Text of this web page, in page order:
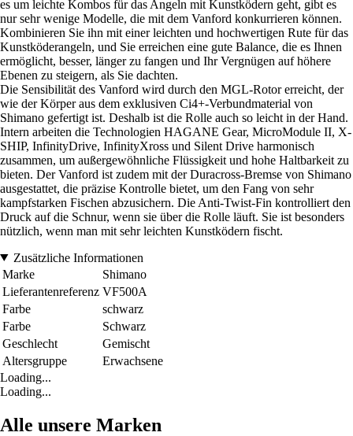
es um leichte Kombos für das Angeln mit Kunstködern geht, gibt es
nur sehr wenige Modelle, die mit dem Vanford konkurrieren können.
Kombinieren Sie ihn mit einer leichten und hochwertigen Rute für das
Kunstköderangeln, und Sie erreichen eine gute Balance, die es Ihnen
ermöglicht, besser, länger zu fangen und Ihr Vergnügen auf höhere
Ebenen zu steigern, als Sie dachten.
Die Sensibilität des Vanford wird durch den MGL-Rotor erreicht, der
wie der Körper aus dem exklusiven Ci4+-Verbundmaterial von
Shimano gefertigt ist. Deshalb ist die Rolle auch so leicht in der Hand.
Intern arbeiten die Technologien HAGANE Gear, MicroModule II, X-
SHIP, InfinityDrive, InfinityXross und Silent Drive harmonisch
zusammen, um außergewöhnliche Flüssigkeit und hohe Haltbarkeit zu
bieten. Der Vanford ist zudem mit der Duracross-Bremse von Shimano
ausgestattet, die präzise Kontrolle bietet, um den Fang von sehr
kampfstarken Fischen abzusichern. Die Anti-Twist-Fin kontrolliert den
Druck auf die Schnur, wenn sie über die Rolle läuft. Sie ist besonders
nützlich, wenn man mit sehr leichten Kunstködern fischt.
Zusätzliche Informationen
Marke
Shimano
Lieferantenreferenz VF500A
Farbe
schwarz
Farbe
Schwarz
Geschlecht
Gemischt
Altersgruppe
Erwachsene
Loading...
Loading...
Alle unsere Marken